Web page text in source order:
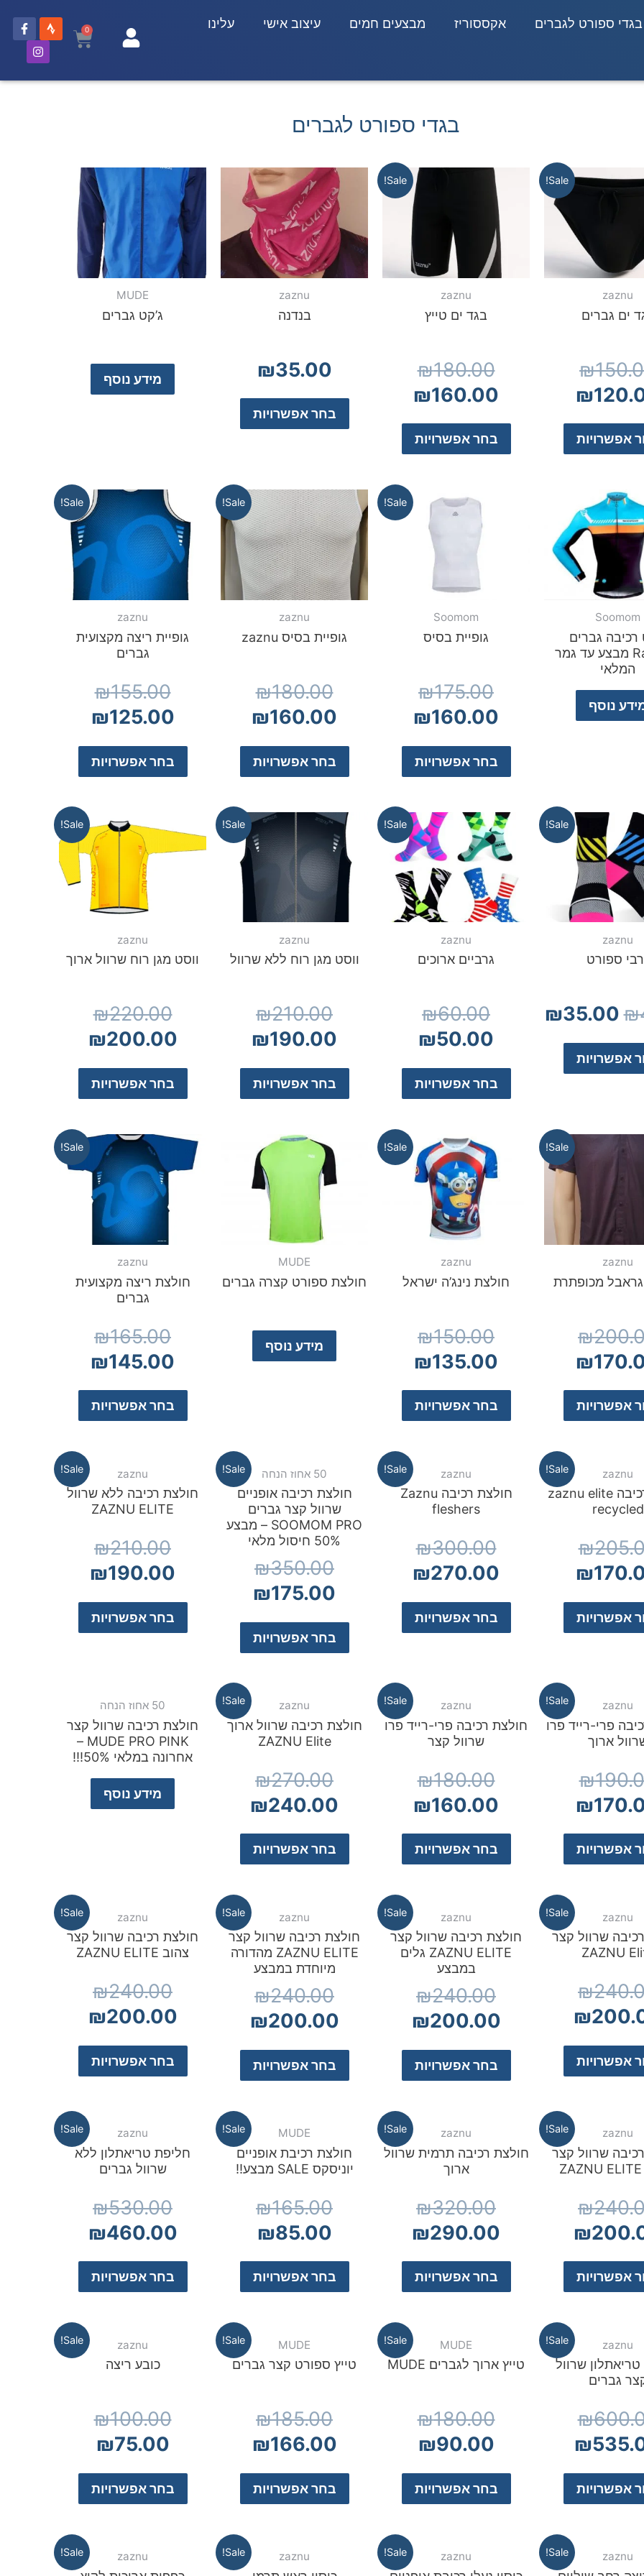
בגדי ספורט לגברים אקססוריז מבצעים חמים עיצוב אישי עלינו 0
בגדי ספורט לגברים
Sale!
zaznu
ים גברים
₪
₪
אפשרויות
Sale!
zaznu
בגד ים טייץ
₪180.00
₪160.00
בחר אפשרויות
zaznu
בנדנה
₪35.00
בחר אפשרויות
MUDE
ג’קט גברים
מידע נוסף
Soomom
רכיבה גברים
Raphael מבצע עד גמר
המלאי
נוסף
Sale!
Soomom
גופיית בסיס
₪175.00
₪160.00
בחר אפשרויות
Sale!
zaznu
גופיית בסיס zaznu
₪180.00
₪160.00
בחר אפשרויות
Sale!
zaznu
גופיית ריצה מקצועית
גברים
₪155.00
₪125.00
בחר אפשרויות
Sale!
zaznu
ספורט
₪
₪35.00
אפשרויות
Sale!
zaznu
גרביים ארוכים
₪60.00
₪50.00
בחר אפשרויות
Sale!
zaznu
ווסט מגן רוח ללא שרוול
₪210.00
₪190.00
בחר אפשרויות
Sale!
zaznu
ווסט מגן רוח שרוול ארוך
₪220.00
₪200.00
בחר אפשרויות
Sale!
zaznu
מכופתרת
₪
₪
אפשרויות
Sale!
zaznu
חולצת נינג’ה ישראל
₪150.00
₪135.00
בחר אפשרויות
MUDE
חולצת ספורט קצרה גברים
מידע נוסף
Sale!
zaznu
חולצת ריצה מקצועית
גברים
₪165.00
₪145.00
בחר אפשרויות
Sale! zaznu
חולצת רכיבה zaznu elite
recycled
₪
₪
אפשרויות
Sale! zaznu
חולצת רכיבה Zaznu
fleshers
₪300.00
₪270.00
בחר אפשרויות
Sale! 50 אחוז הנחה
חולצת רכיבה אופניים
שרוול קצר גברים
SOOMOM PRO – מבצע
50% חיסול מלאי
₪350.00
₪175.00
בחר אפשרויות
Sale! zaznu
חולצת רכיבה ללא שרוול
ZAZNU ELITE
₪210.00
₪190.00
בחר אפשרויות
Sale! zaznu
פרי-רייד פרו
ארוך
₪
₪
אפשרויות
Sale! zaznu
חולצת רכיבה פרי-רייד פרו
שרוול קצר
₪180.00
₪160.00
בחר אפשרויות
Sale! zaznu
חולצת רכיבה שרוול ארוך
ZAZNU Elite
₪270.00
₪240.00
בחר אפשרויות
50 אחוז הנחה
חולצת רכיבה שרוול קצר
MUDE PRO PINK –
אחרונה במלאי 50%!!!
מידע נוסף
Sale! zaznu
שרוול קצר
ZAZNU
₪
₪
אפשרויות
Sale! zaznu
חולצת רכיבה שרוול קצר
ZAZNU ELITE גלים
במבצע
₪240.00
₪200.00
בחר אפשרויות
Sale! zaznu
חולצת רכיבה שרוול קצר
ZAZNU ELITE מהדורה
מיוחדת במבצע
₪240.00
₪200.00
בחר אפשרויות
Sale! zaznu
חולצת רכיבה שרוול קצר
צהוב ZAZNU ELITE
₪240.00
₪200.00
בחר אפשרויות
Sale! zaznu
שרוול קצר
₪
₪
אפשרויות
Sale! zaznu
חולצת רכיבה תרמית שרוול
ארוך
₪320.00
₪290.00
בחר אפשרויות
Sale! MUDE
חולצת רכיבת אופניים
יוניסקס SALE מבצע!!
₪165.00
₪85.00
בחר אפשרויות
Sale! zaznu
חליפת טריאתלון ללא
שרוול גברים
₪530.00
₪460.00
בחר אפשרויות
Sale! zaznu
שרוול
גברים
₪
₪
אפשרויות
Sale! MUDE
טייץ ארוך לגברים MUDE
₪180.00
₪90.00
בחר אפשרויות
Sale! MUDE
טייץ ספורט קצר גברים
₪185.00
₪166.00
בחר אפשרויות
Sale! zaznu
כובע ריצה
₪100.00
₪75.00
בחר אפשרויות
Sale! zaznu
Sale! zaznu
Sale! zaznu
Sale! zaznu